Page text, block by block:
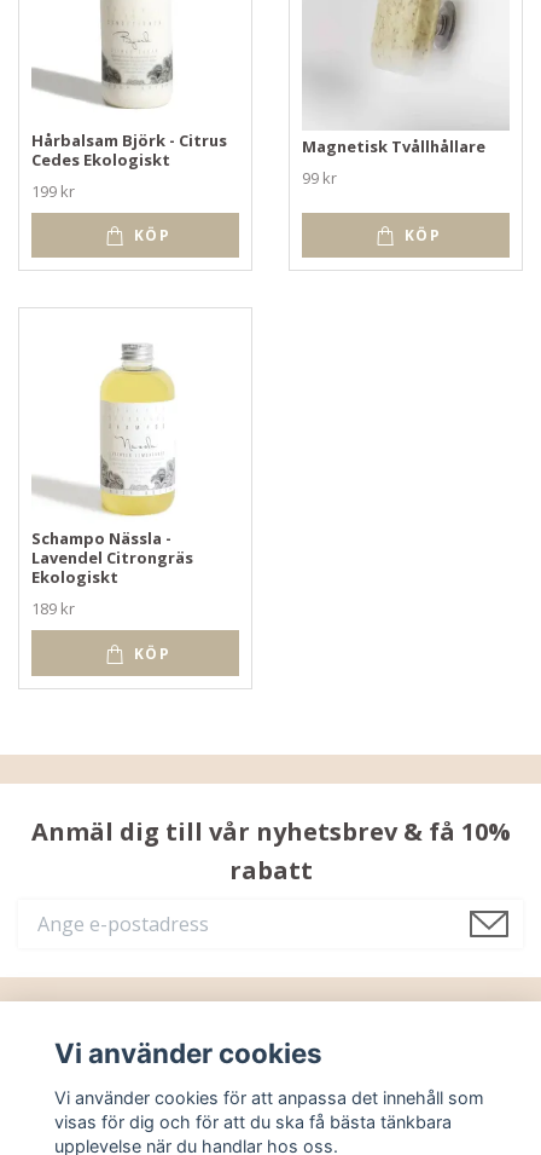
Hårbalsam Björk - Citrus
Cedes Ekologiskt
199 kr
KÖP
Magnetisk Tvållhållare
99 kr
KÖP
Schampo Nässla -
Lavendel Citrongräs
Ekologiskt
189 kr
KÖP
Anmäl dig till vår nyhetsbrev & få 10%
rabatt
Läs mer
Sociala medier
Vi använder cookies
Vi använder cookies för att anpassa det innehåll som
visas för dig och för att du ska få bästa tänkbara
upplevelse när du handlar hos oss.